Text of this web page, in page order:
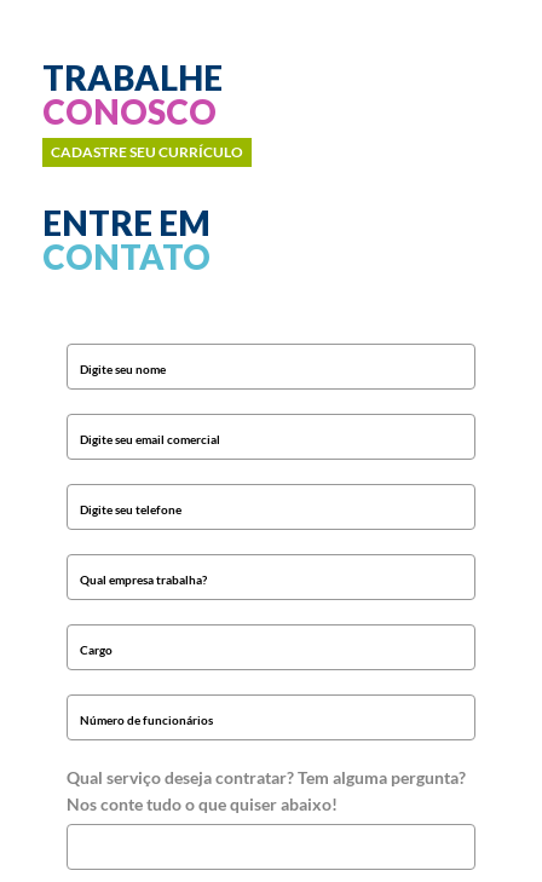
TRABALHE
CONOSCO
CADASTRE SEU CURRÍCULO
ENTRE EM
CONTATO
Qual serviço deseja contratar? Tem alguma pergunta?
Nos conte tudo o que quiser abaixo!